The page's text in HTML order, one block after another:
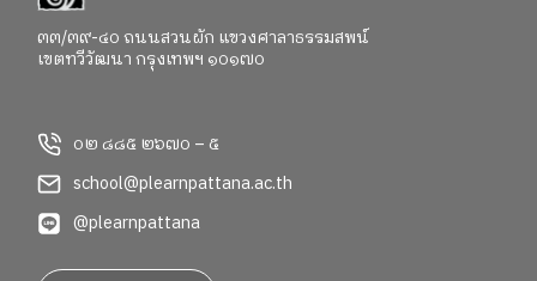
๓๓/๓๙-๔๐ ถนนสวนผัก แขวงศาลาธรรมสพน์
เขตทวีวัฒนา กรุงเทพฯ ๑๐๑๗๐
๐๒ ๘๘๕ ๒๖๗๐ – ๕
school@plearnpattana.ac.th
@plearnpattana